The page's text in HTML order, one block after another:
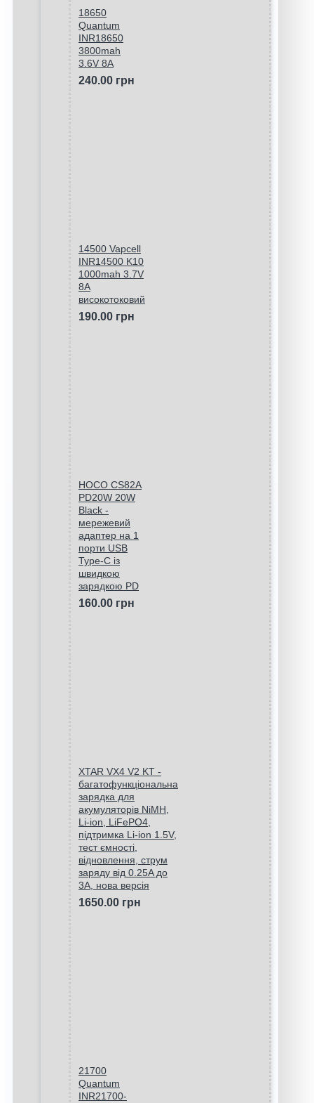
18650
Quantum
INR18650
3800mah
3.6V 8A
240.00 грн
14500 Vapcell
INR14500 K10
1000mah 3.7V
8A
високотоковий
190.00 грн
HOCO CS82A
PD20W 20W
Black -
мережевий
адаптер на 1
порти USB
Type-C із
швидкою
зарядкою PD
160.00 грн
XTAR VX4 V2 KT -
багатофункціональна
зарядка для
акумуляторів NiMH,
Li-ion, LiFePO4,
підтримка Li-ion 1.5V,
тест ємності,
відновлення, струм
заряду від 0.25A до
3A, нова версія
1650.00 грн
21700
Quantum
INR21700-